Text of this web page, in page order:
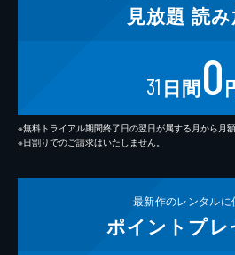
見放題 読
31 日間0
※無料トライアル期間終了日の翌日が属する月から月額
※日割りでのご請求はいたしません。
最新作のレンタルに
ポイント プレ